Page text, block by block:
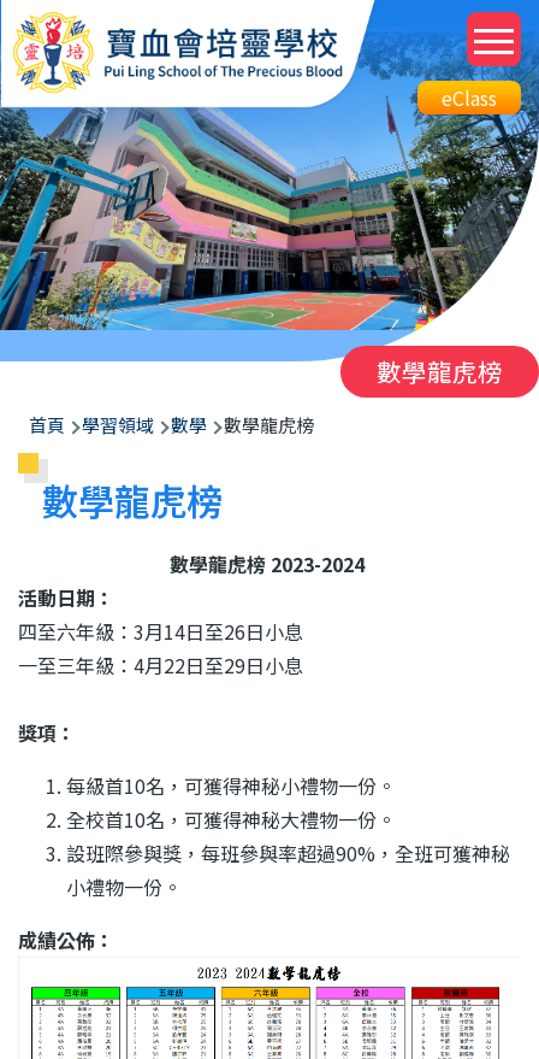
移至主內容
Top
eClass
Btn
eClass
數學龍虎榜
導
航
連
首頁 學習領域 數學 數學龍虎榜
數學龍虎榜
數學龍虎榜 2023-2024
活動日期：
四至六年級：3月14日至26日小息
一至三年級：4月22日至29日小息
獎項：
每級首10名，可獲得神秘小禮物一份。
全校首10名，可獲得神秘大禮物一份。
設班際參與獎，每班參與率超過90%，全班可獲神秘
小禮物一份。
成績公佈：